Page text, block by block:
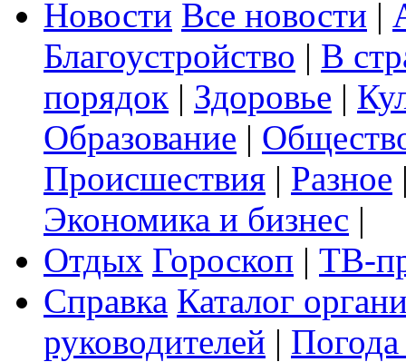
Новости Все новости |
Благоустройство | В
порядок | Здоровье |
Образование |
Происшествия | Разное
Экономика и бизнес |
Отдых Гороскоп | ТВ-
Справка Каталог
руководителей |